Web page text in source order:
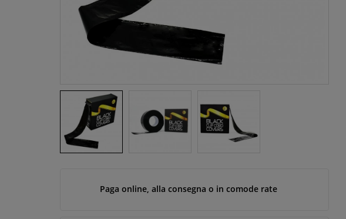
Paga online, alla consegna o in comode rate